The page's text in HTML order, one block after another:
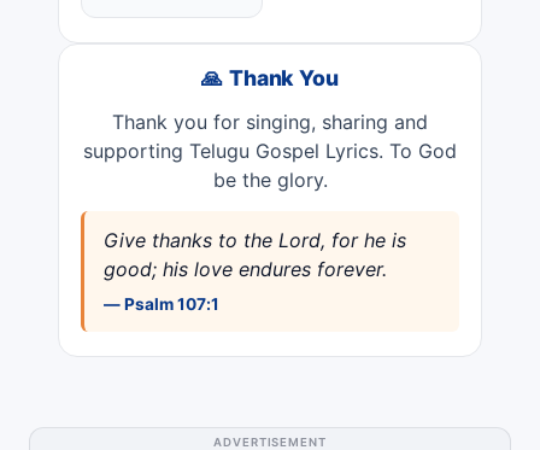
🙏 Thank You
Thank you for singing, sharing and
supporting Telugu Gospel Lyrics. To God
be the glory.
Give thanks to the Lord, for he is
good; his love endures forever.
— Psalm 107:1
ADVERTISEMENT